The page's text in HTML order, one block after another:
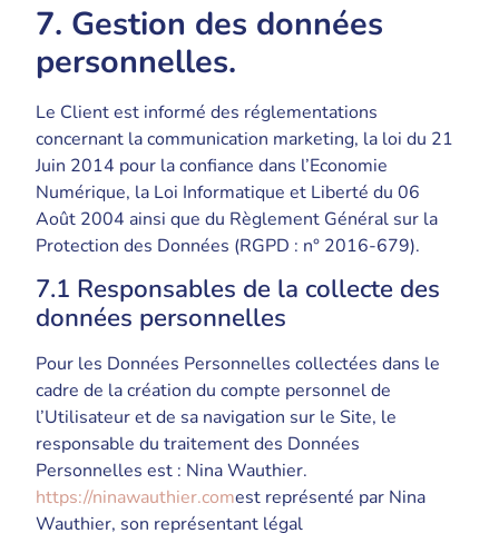
7. Gestion des données
personnelles.
Le Client est informé des réglementations
concernant la communication marketing, la loi du 21
Juin 2014 pour la confiance dans l’Economie
Numérique, la Loi Informatique et Liberté du 06
Août 2004 ainsi que du Règlement Général sur la
Protection des Données (RGPD : n° 2016-679).
7.1 Responsables de la collecte des
données personnelles
Pour les Données Personnelles collectées dans le
cadre de la création du compte personnel de
l’Utilisateur et de sa navigation sur le Site, le
responsable du traitement des Données
Personnelles est : Nina Wauthier.
https://ninawauthier.comest représenté par Nina
Wauthier, son représentant légal